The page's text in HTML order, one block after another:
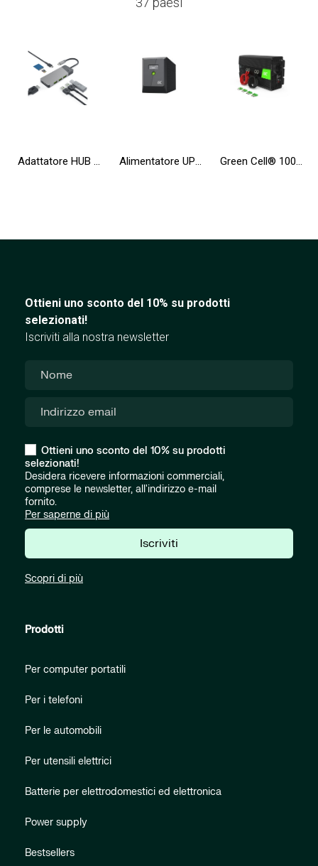
Ottieni uno sconto del 10% su prodotti
selezionati!
Iscriviti alla nostra newsletter
Ottieni uno sconto del 10% su prodotti
selezionati!
Desidera ricevere informazioni commerciali,
comprese le newsletter, all'indirizzo e-mail
fornito.
Per saperne di più
Iscriviti
Scopri di più
Prodotti
Per computer portatili
Per i telefoni
Per le automobili
Per utensili elettrici
Batterie per elettrodomestici ed elettronica
Power supply
Bestsellers